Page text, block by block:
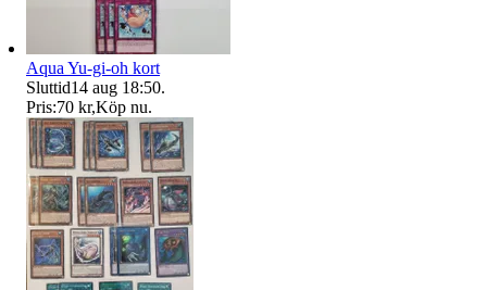
Aqua Yu-gi-oh kort
Sluttid14 aug 18:50.
Pris:70 kr,Köp nu.